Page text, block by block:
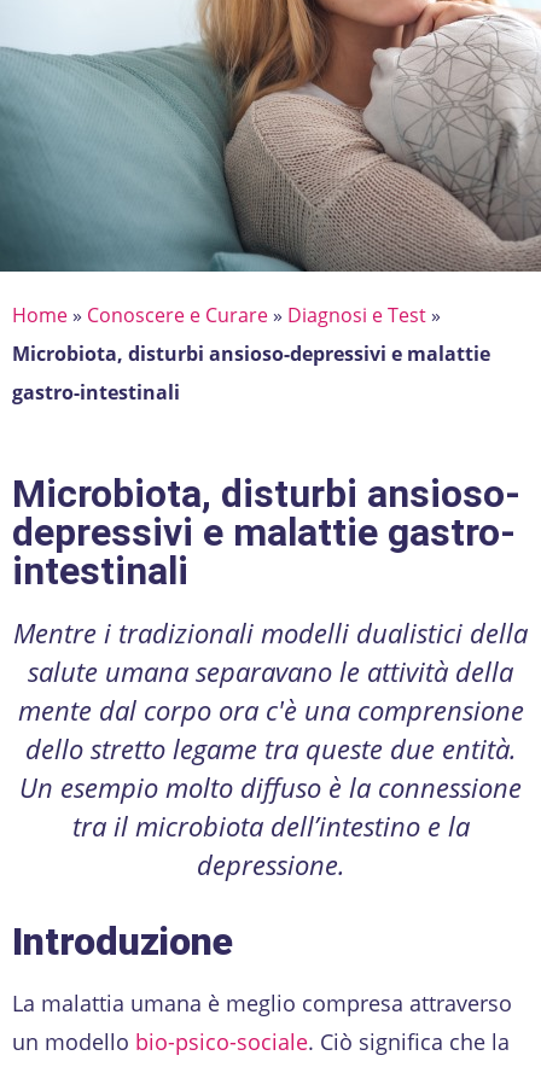
Home» Conoscere e Curare» Diagnosi e Test»
Microbiota, disturbi ansioso-depressivi e malattie
gastro-intestinali
Microbiota, disturbi ansioso-
depressivi e malattie gastro-
intestinali
Mentre i tradizionali modelli dualistici della
salute umana separavano le attività della
mente dal corpo ora c'è una comprensione
dello stretto legame tra queste due entità.
Un esempio molto diffuso è la connessione
tra il microbiota dell’intestino e la
depressione.
Introduzione
La malattia umana è meglio compresa attraverso
un modello bio-psico-sociale. Ciò significa che la